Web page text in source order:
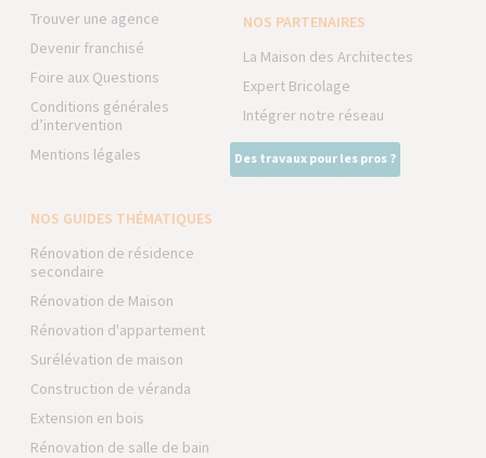
Trouver une agence
Devenir franchisé
Foire aux Questions
Conditions générales
d’intervention
Mentions légales
NOS PARTENAIRES
La Maison des Architectes
Expert Bricolage
Intégrer notre réseau
Des travaux pour les pros ?
NOS GUIDES THÉMATIQUES
Rénovation de résidence
secondaire
Rénovation de Maison
Rénovation d'appartement
Surélévation de maison
Construction de véranda
Extension en bois
Rénovation de salle de bain